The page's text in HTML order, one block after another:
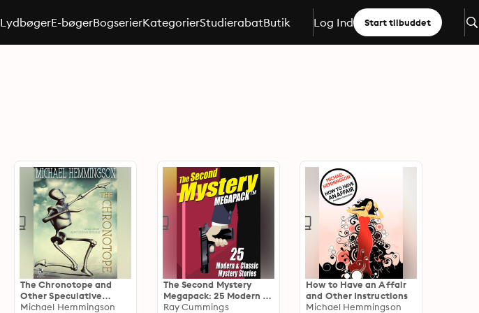
LydbøgerE-bøgerBogserierKategorierStudierabatButik Log Ind Start tilbuddet
The Chronotope and
Other Speculative
Fictions
Michael Hemmingson
The Second Mystery
Megapack: 25 Modern &
Classic Mystery Stories
Ray Cummings
How to Have an Affair
and Other Instructions
Michael Hemmingson